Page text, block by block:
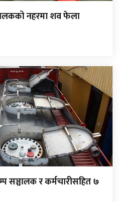
नहरमा शव फेला
सञ्चालक र कर्मचारीसहित ७